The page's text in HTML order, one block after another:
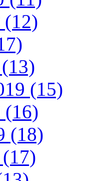
(12)
(15)
(16)
(18)